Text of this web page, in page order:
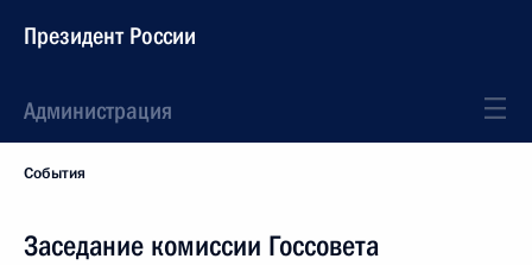
Президент России
Администрация
События
Заседание комиссии Госсовета